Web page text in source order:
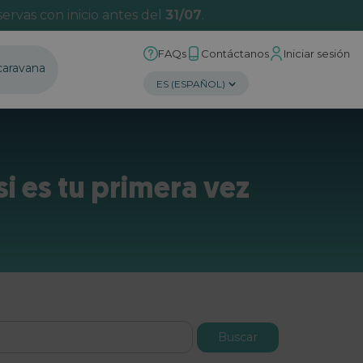
con inicio antes del 31/07.
FAQs Contáctanos Iniciar sesión
es tu primera vez